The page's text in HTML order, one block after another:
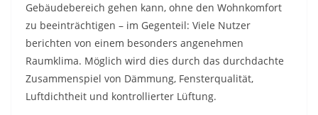
Gebäudebereich gehen kann, ohne den Wohnkomfort
zu beeinträchtigen – im Gegenteil: Viele Nutzer
berichten von einem besonders angenehmen
Raumklima. Möglich wird dies durch das durchdachte
Zusammenspiel von Dämmung, Fensterqualität,
Luftdichtheit und kontrollierter Lüftung.